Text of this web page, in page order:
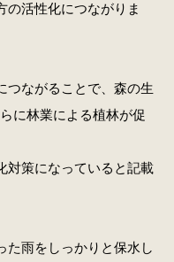
の活性化につながりま
つながることで、森の生
に林業による植林が促
対策になっていると記載
た雨をしっかりと保水し